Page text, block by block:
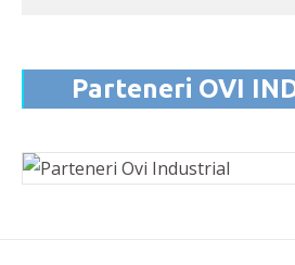
Parteneri OVI